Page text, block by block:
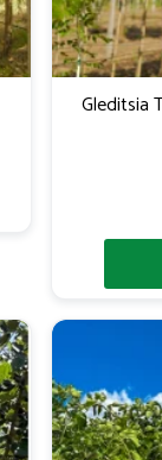
Gleditsia